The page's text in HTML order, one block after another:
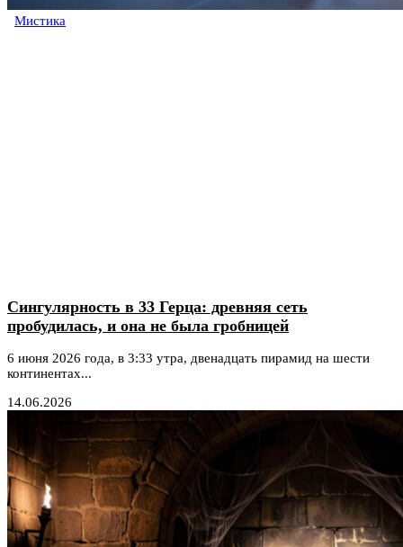
Мистика
Сингулярность в 33 Герца: древняя сеть
пробудилась, и она не была гробницей
6 июня 2026 года, в 3:33 утра, двенадцать пирамид на шести
континентах...
14.06.2026